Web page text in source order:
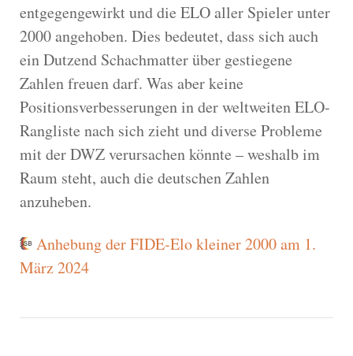
entgegengewirkt und die ELO aller Spieler unter
2000 angehoben. Dies bedeutet, dass sich auch
ein Dutzend Schachmatter über gestiegene
Zahlen freuen darf. Was aber keine
Positionsverbesserungen in der weltweiten ELO-
Rangliste nach sich zieht und diverse Probleme
mit der DWZ verursachen könnte – weshalb im
Raum steht, auch die deutschen Zahlen
anzuheben.
Anhebung der FIDE-Elo kleiner 2000 am 1.
März 2024